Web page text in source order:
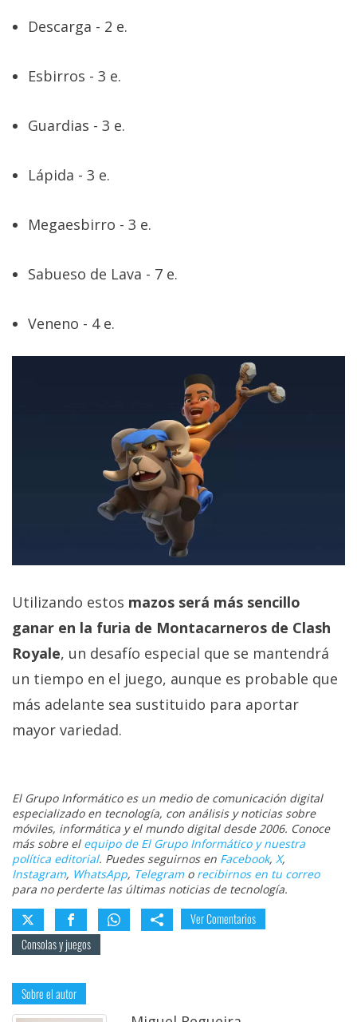
Descarga - 2 e.
Esbirros - 3 e.
Guardias - 3 e.
Lápida - 3 e.
Megaesbirro - 3 e.
Sabueso de Lava - 7 e.
Veneno - 4 e.
Utilizando estos mazos será más sencillo
ganar en la furia de Montacarneros de Clash
Royale, un desafío especial que se mantendrá
un tiempo en el juego, aunque es probable que
más adelante sea sustituido para aportar
mayor variedad.
El Grupo Informático es un medio de comunicación digital
especializado en tecnología, con análisis y noticias sobre
móviles, informática y el mundo digital desde 2006. Conoce
más sobre el equipo de El Grupo Informático y nuestra
política editorial. Puedes seguirnos en Facebook, X,
Instagram, WhatsApp, Telegramo recibirnos en tu correo
para no perderte las últimas noticias de tecnología.
Ver Comentarios
Consolas y juegos
Sobre el autor